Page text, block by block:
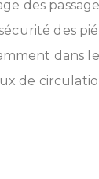
des
des
dans
de